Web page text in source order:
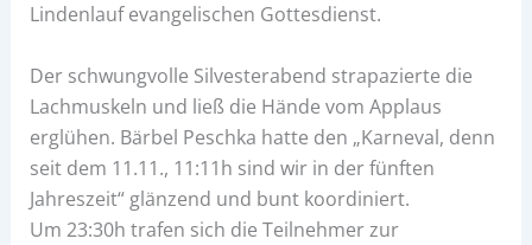
Lindenlauf evangelischen Gottesdienst.
Der schwungvolle Silvesterabend strapazierte die
Lachmuskeln und ließ die Hände vom Applaus
erglühen. Bärbel Peschka hatte den „Karneval, denn
seit dem 11.11., 11:11h sind wir in der fünften
Jahreszeit“ glänzend und bunt koordiniert.
Um 23:30h trafen sich die Teilnehmer zur